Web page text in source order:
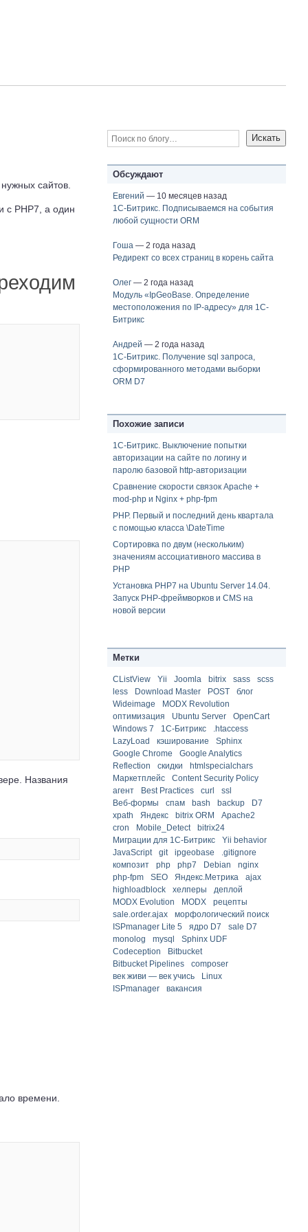
сайтов.
с PHP7, а один
Названия
времени.
Обсуждают
Евгений — 10 месяцев назад
1С-Битрикс. Подписываемся на события
любой сущности ORM
Гоша — 2 года назад
Редирект со всех страниц в корень сайта
Олег — 2 года назад
Модуль «IpGeoBase. Определение
местоположения по IP-адресу» для 1C-
Битрикс
Андрей — 2 года назад
1С-Битрикс. Получение sql запроса,
сформированного методами выборки
ORM D7
Похожие записи
1С-Битрикс. Выключение попытки
авторизации на сайте по логину и
паролю базовой http-авторизации
Сравнение скорости связок Apache +
mod-php и Nginx + php-fpm
PHP. Первый и последний день квартала
с помощью класса \DateTime
Сортировка по двум (нескольким)
значениям ассоциативного массива в
PHP
Установка PHP7 на Ubuntu Server 14.04.
Запуск PHP-фреймворков и CMS на
новой версии
Метки
CListView Yii Joomla bitrix sass
scss
less
Download Master POST
блог
Wideimage
MODX Revolution
оптимизация
Ubuntu Server
OpenCart
Windows 7
1С-Битрикс
.htaccess
LazyLoad
кэширование
Sphinx
Google Chrome
Google Analytics
Reflection
скидки
htmlspecialchars
Маркетплейс
Content Security Policy
агент
Best Practices curl
ssl
Веб-формы
спам bash backup
D7
xpath
Яндекс bitrix ORM
Apache2
cron
Mobile_Detect
bitrix24
Миграции для 1С-Битрикс
Yii behavior
JavaScript
git ipgeobase
.gitignore
композит
php php7 Debian
nginx
php-fpm
SEO Яндекс.Метрика
ajax
highloadblock
хелперы
деплой
MODX Evolution
MODX
рецепты
sale.order.ajax
морфологический поиск
ISPmanager Lite 5
ядро D7
sale D7
monolog
mysql
Sphinx UDF
Codeception
Bitbucket
Bitbucket Pipelines
composer
век живи — век учись
Linux
ISPmanager
вакансия